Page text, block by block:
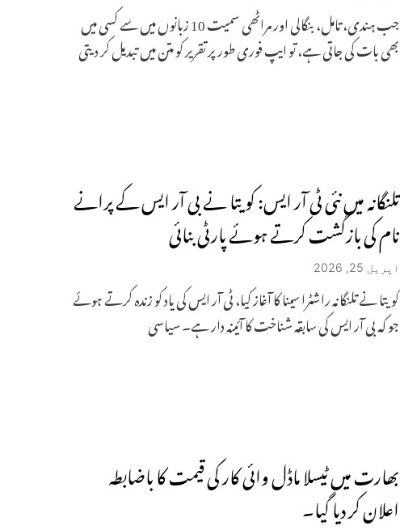
جب ہندی، تامل، بنگالی اور مراٹھی سمیت 10 زبانوں میں سے کسی میں
بھی بات کی جاتی ہے، تو ایپ فوری طور پر تقریر کو متن میں تبدیل کر دیتی
تلنگانہ میں نئی ​​ٹی آر ایس: کویتا نے بی آر ایس کے پرانے
نام کی بازگشت کرتے ہوئے پارٹی بنائی
اپریل 25, 2026
کویتا نے تلنگانہ راشٹرا سینا کا آغاز کیا، ٹی آر ایس کی یاد کو زندہ کرتے ہوئے
جو کہ بی آر ایس کی سابقہ ​​شناخت کا آئینہ دار ہے۔ سیاسی
بھارت میں ٹیسلا ماڈل وائی کار کی قیمت کا باضابطہ
اعلان کر دیا گیا۔